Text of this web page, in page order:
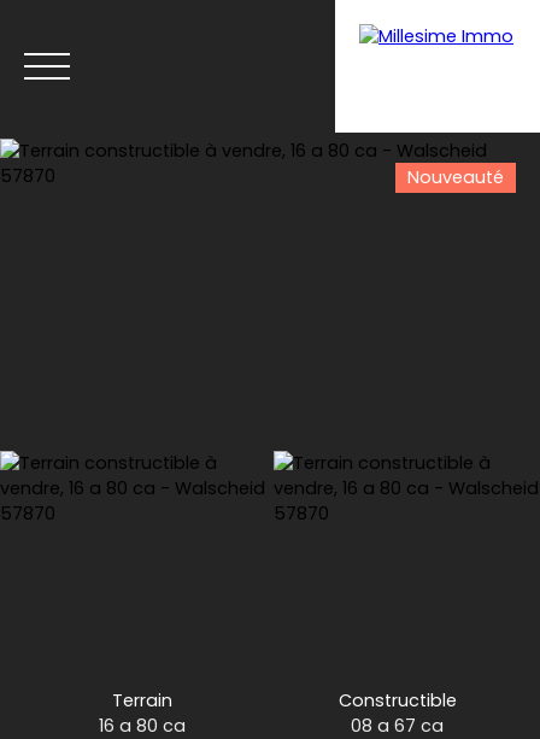
Nouveauté
Terrain
16 a 80 ca
Constructible
08 a 67 ca